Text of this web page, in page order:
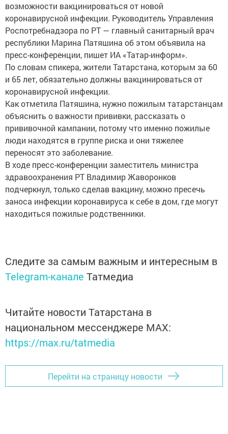
возможности вакцинироваться от новой
коронавирусной инфекции. Руководитель Управления
Роспотребнадзора по РТ — главный санитарный врач
республики Марина Патяшина об этом объявила на
пресс-конференции, пишет ИА «Татар-информ».
По словам спикера, жители Татарстана, которым за 60
и 65 лет, обязательно должны вакцинироваться от
коронавирусной инфекции.
Как отметила Патяшина, нужно пожилым татарстанцам
объяснить о важности прививки, рассказать о
прививочной кампании, потому что именно пожилые
люди находятся в группе риска и они тяжелее
переносят это заболевание.
В ходе пресс-конференции заместитель министра
здравоохранения РТ Владимир Жаворонков
подчеркнул, только сделав вакцину, можно пресечь
заноса инфекции коронавируса к себе в дом, где могут
находиться пожилые родственники.
Следите за самым важным и интересным в
Telegram-канале Татмедиа
Читайте новости Татарстана в
национальном мессенджере MАХ:
https://max.ru/tatmedia
Перейти на страницу новости